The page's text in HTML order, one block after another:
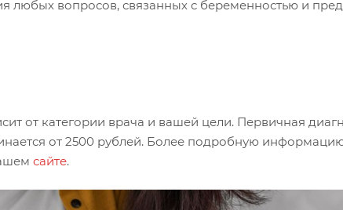
любых вопросов, связанных с беременностью и
от категории врача и вашей цели. Первичная
от 2500 рублей. Более подробную
сайте.